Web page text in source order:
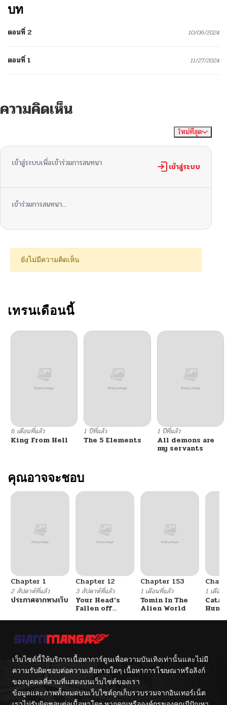
บท
ตอนที่ 2 10/06/2024
ตอนที่ 1 11/27/2024
ความคิดเห็น
ใหม่ที่สุด
เข้าสู่ระบบเพื่อเข้าร่วมการสนทนา เข้าสู่ระบบ
เข้าร่วมการสนทนา...
ยังไม่มีความคิดเห็น
เทรนเดือนนี้
6 เดือนที่แล้ว
King From Hell
1 ปีที่แล้ว
The 5 Elements
1 ปีที่แล้ว
All demons are
my servants
คุณอาจจะชอบ
Chapter 1
2 สัปดาห์ที่แล้ว
ประกาศจากทางเว็บ
Chapter 12
3 สัปดาห์ที่แล้ว
Your Head’s
Fallen off
Chapter 153
1 เดือนที่แล้ว
Tomin In The
Alien World
1 เดือน
เว็บไซต์นี้ให้บริการเนื้อหาการ์ตูนเพื่อความบันเทิงเท่านั้นและไม่มี
ความรับผิดชอบต่อความเสียหายใดๆ เนื้อหาการโฆษณาหรือลิงก์
ของบุคคลที่สามที่แสดงบนเว็บไซต์ของเรา
ข้อมูลและภาพทั้งหมดบนเว็บไซต์ถูกเก็บรวบรวมจากอินเทอร์เน็ต